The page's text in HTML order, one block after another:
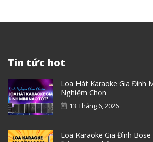
Tin tức hot
Loa Hát Karaoke Gia Đình
Nghiệm Chọn
13 Tháng 6, 2026
Loa Karaoke Gia Đình